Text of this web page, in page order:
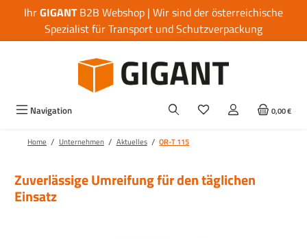
Zum Hauptinhalt springen
IhrGIGANTB2B Webshop | Wir sind der österreichische
Spezialist für Transport und Schutzverpackung
Navigation 0,00 €
Home / Unternehmen / Aktuelles / OR-T 115
Zuverlässige Umreifung für den täglichen
Einsatz